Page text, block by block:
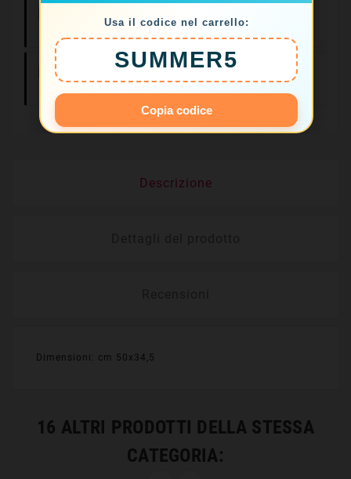
Resi Facili Entro
14 Giorni
Descrizione
Dimensioni: cm 50x34,5
16 ALTRI PRODOTTI DELLA STESSA
CATEGORIA:
Usa il codice nel carrello:
SUMMER5
Copia codice